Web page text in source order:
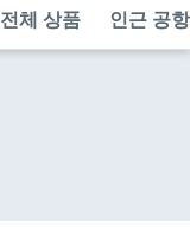
전체 상품 인근 공항